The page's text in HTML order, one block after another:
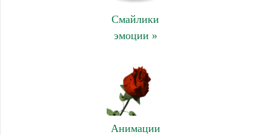
Смайлики
эмоции »
Анимации